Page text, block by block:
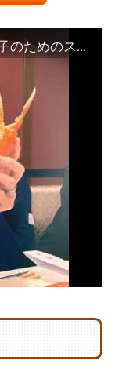
【募集中】8/26～8/28 アナログ女子のためのスマホとパソコンとGoogleの3日間集中講座